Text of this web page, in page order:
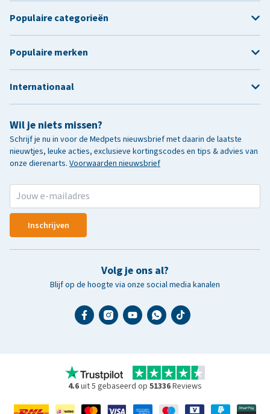
Wil je niets missen?
Schrijf je nu in voor de Medpets nieuwsbrief met daarin de laatste
nieuwtjes, leuke acties, exclusieve kortingscodes en tips & advies van
onze dierenarts. Voorwaarden nieuwsbrief
Inschrijven
Volg je ons al?
Blijf op de hoogte via onze social media kanalen
Populaire categorieën
Populaire merken
Internationaal
4.6uit 5 gebaseerd op 51336Reviews